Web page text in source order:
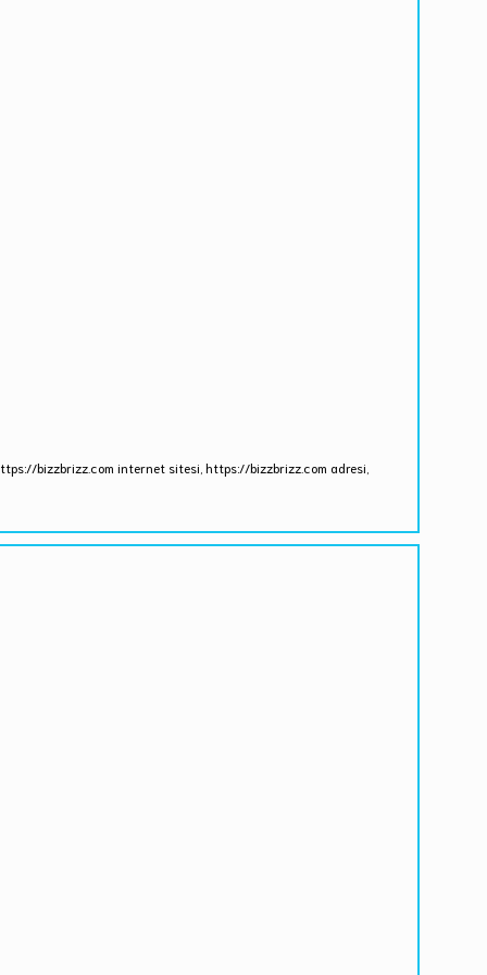
bizzbrizz.com internet sitesi, https://bizzbrizz.com adresi,